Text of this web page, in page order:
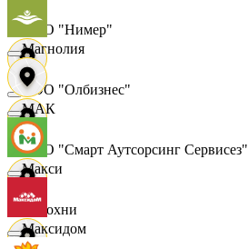
ООО "Нимер"
ООО "Олбизнес"
ООО "Смарт Аутсорсинг Сервисез"
Отдохни
Магнолия
МАК
Макси
Максидом